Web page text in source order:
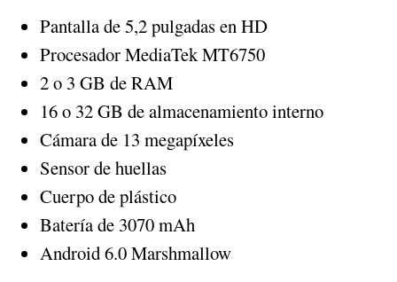
Pantalla de 5,2 pulgadas en HD
Procesador MediaTek MT6750
2 o 3 GB de RAM
16 o 32 GB de almacenamiento interno
Cámara de 13 megapíxeles
Sensor de huellas
Cuerpo de plástico
Batería de 3070 mAh
Android 6.0 Marshmallow